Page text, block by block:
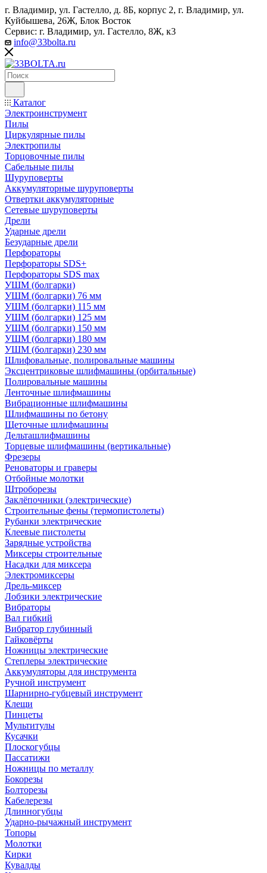
г. Владимир, ул. Гастелло, д. 8Б, корпус 2, г. Владимир, ул. ​
Куйбышева, 26Ж, Блок Восток
Сервис: г. Владимир, ул. Гастелло, 8Ж, к3
info@33bolta.ru
Каталог
Электроинструмент
Пилы
Циркулярные пилы
Электропилы
Торцовочные пилы
Сабельные пилы
Шуруповерты
Аккумуляторные шуруповерты
Отвертки аккумуляторные
Сетевые шуруповерты
Дрели
Ударные дрели
Безударные дрели
Перфораторы
Перфораторы SDS+
Перфораторы SDS max
УШМ (болгарки)
УШМ (болгарки) 76 мм
УШМ (болгарки) 115 мм
УШМ (болгарки) 125 мм
УШМ (болгарки) 150 мм
УШМ (болгарки) 180 мм
УШМ (болгарки) 230 мм
Шлифовальные, полировальные машины
Эксцентриковые шлифмашины (орбитальные)
Полировальные машины
Ленточные шлифмашины
Вибрационные шлифмашины
Шлифмашины по бетону
Щеточные шлифмашины
Дельташлифмашины
Торцевые шлифмашины (вертикальные)
Фрезеры
Реноваторы и граверы
Отбойные молотки
Штроборезы
Заклёпочники (электрические)
Строительные фены (термопистолеты)
Рубанки электрические
Клеевые пистолеты
Зарядные устройства
Миксеры строительные
Насадки для миксера
Электромиксеры
Дрель-миксер
Лобзики электрические
Вибраторы
Вал гибкий
Вибратор глубинный
Гайковёрты
Ножницы электрические
Степлеры электрические
Аккумуляторы для инструмента
Ручной инструмент
Шарнирно-губцевый инструмент
Клещи
Пинцеты
Мультитулы
Кусачки
Плоскогубцы
Пассатижи
Ножницы по металлу
Бокорезы
Болторезы
Кабелерезы
Длинногубцы
Ударно-рычажный инструмент
Топоры
Молотки
Кирки
Кувалды